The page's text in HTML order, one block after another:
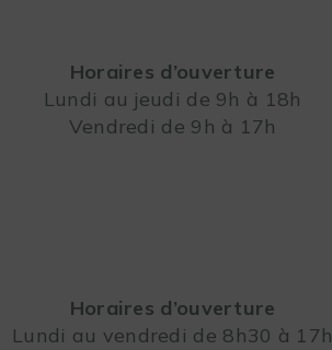
Horaires d’ouverture
Lundi au jeudi de 9h à 18h
Vendredi de 9h à 17h
Horaires d’ouverture
Lundi au vendredi de 8h30 à 17h